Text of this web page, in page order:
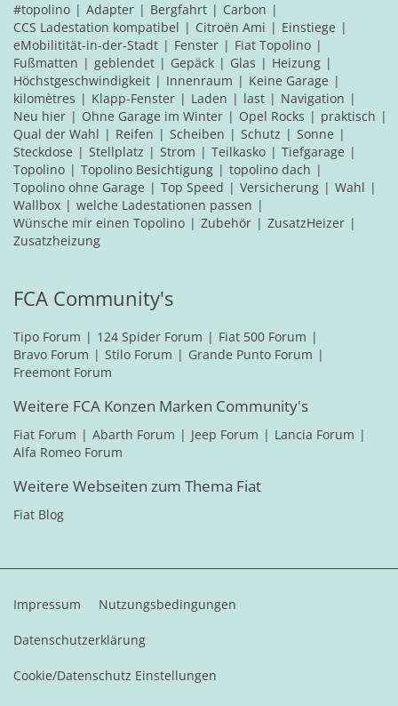
#topolino Adapter Bergfahrt
Carbon
CCS Ladestation kompatibel
Citroën Ami
Einstiege
eMobilitität-in-der-Stadt
Fenster
Fiat Topolino
Fußmatten
geblendet Gepäck Glas
Heizung
Höchstgeschwindigkeit
Innenraum
Keine Garage
kilomètres
Klapp-Fenster Laden last
Navigation
Neu hier
Ohne Garage im Winter Opel Rocks
praktisch
Qual der Wahl
Reifen Scheiben Schutz
Sonne
Steckdose
Stellplatz Strom Teilkasko
Tiefgarage
Topolino
Topolino Besichtigung
topolino dach
Topolino ohne Garage
Top Speed Versicherung
Wahl
Wallbox
welche Ladestationen passen
Wünsche mir einen Topolino
Zubehör
ZusatzHeizer
Zusatzheizung
FCA Community's
Tipo Forum 124 Spider Forum
Fiat 500 Forum
Bravo Forum
Stilo Forum
Grande Punto Forum
Freemont Forum
Weitere FCA Konzen Marken Community's
Fiat Forum Abarth Forum Jeep Forum
Lancia Forum
Alfa Romeo Forum
Weitere Webseiten zum Thema Fiat
Fiat Blog
Impressum Nutzungsbedingungen
Datenschutzerklärung
Cookie/Datenschutz Einstellungen